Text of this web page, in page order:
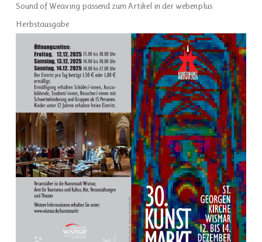
Sound of Weaving passend zum Artikel in der webenplus
Herbstausgabe